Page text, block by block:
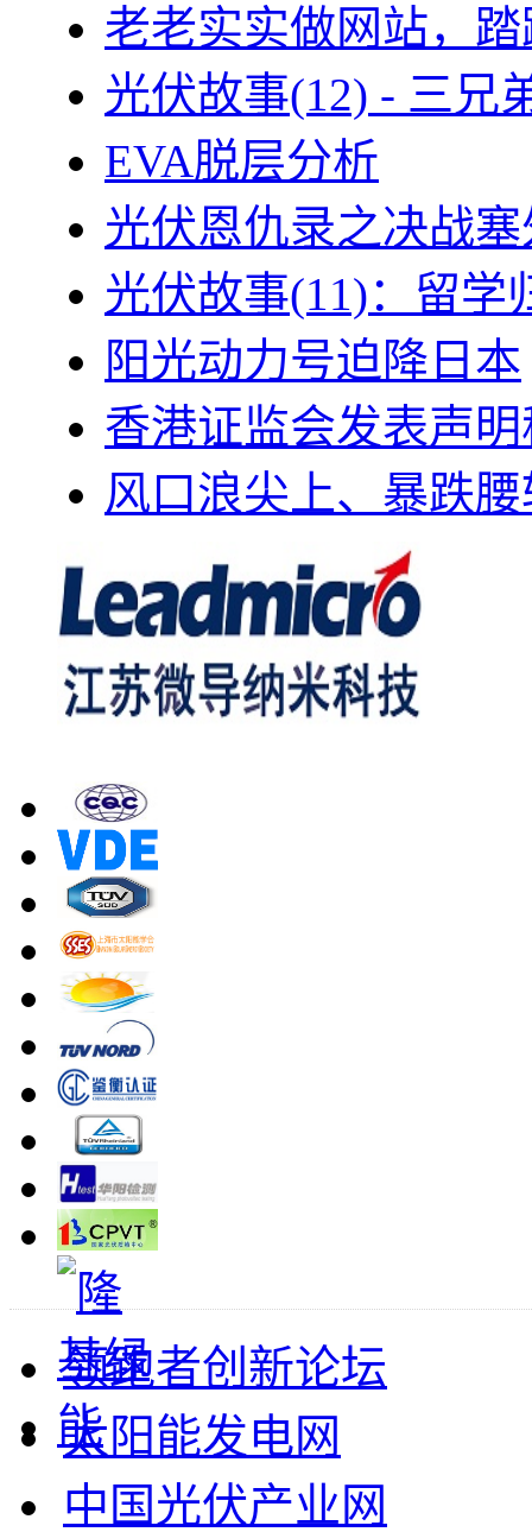
老老实实做网站，
光伏故事(12) - 三兄
EVA脱层分析
光伏恩仇录之决战
光伏故事(11)：留学
阳光动力号迫降日本
香港证监会发表声
风口浪尖上、暴跌
领跑者创新论坛
太阳能发电网
中国光伏产业网